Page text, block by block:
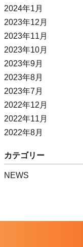
2024年1月
2023年12月
2023年11月
2023年10月
2023年9月
2023年8月
2023年7月
2022年12月
2022年11月
2022年8月
カテゴリー
NEWS